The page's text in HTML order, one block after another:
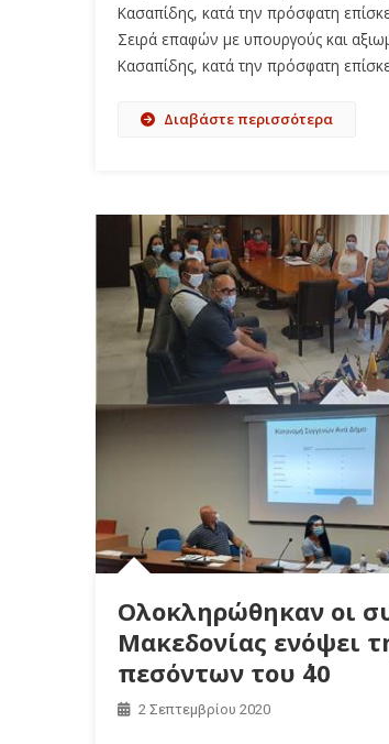
Κασαπίδης, κατά την πρόσφατη
Σειρά επαφών με υπουργούς και
Κασαπίδης, κατά την πρόσφατη
Διαβάστε περισσότερα
Ολοκληρώθηκαν οι
Μακεδονίας ενόψει
πεσόντων του ΄40
2 Σεπτεμβρίου 2020